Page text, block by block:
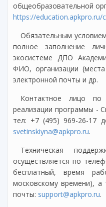
общеобразовательной
https://education.apkpro.ru/
Обязательным
полное заполнение
экосистеме ДПО
ФИО, организации
электронной почты и др.
Контактное лицо по
реализации программы -
тел: +7 (495) 969-26-17
svetinskiyna@apkpro.ru.
Техническая
осуществляется по
бесплатный, время
московскому времени), а
почты: support@apkpro.ru.